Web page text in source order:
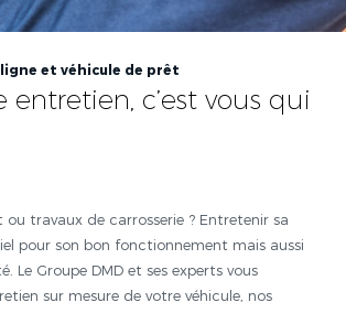
et véhicule de prêt
entretien, c’est vous qui
travaux de carrosserie ? Entretenir sa
pour son bon fonctionnement mais aussi
Le Groupe DMD et ses experts vous
sur mesure de votre véhicule, nos